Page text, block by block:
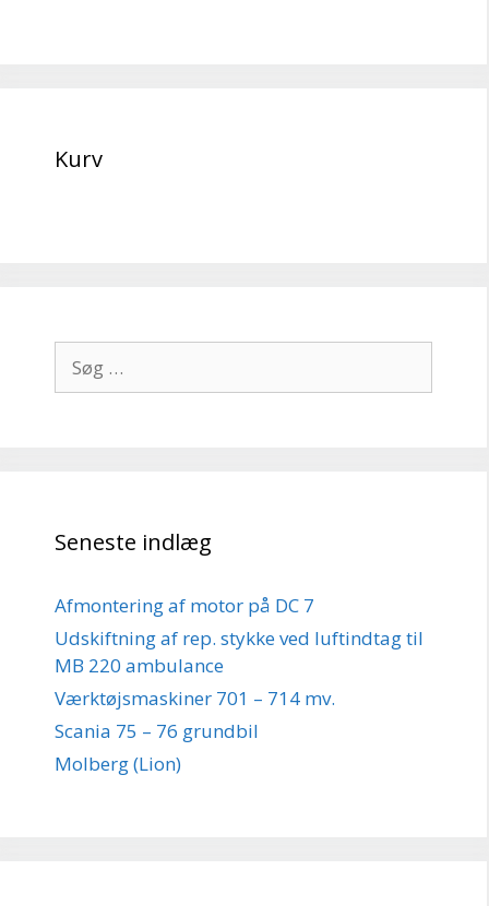
Kurv
efter:
Seneste indlæg
Afmontering af motor på DC 7
Udskiftning af rep. stykke ved luftindtag til
MB 220 ambulance
Værktøjsmaskiner 701 – 714 mv.
Scania 75 – 76 grundbil
Molberg (Lion)